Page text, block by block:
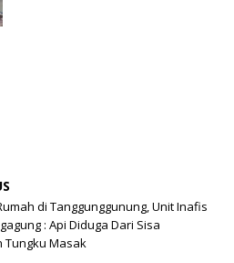
di Tanggunggunung, Unit Inafis
: Api Diduga Dari Sisa
Tungku Masak